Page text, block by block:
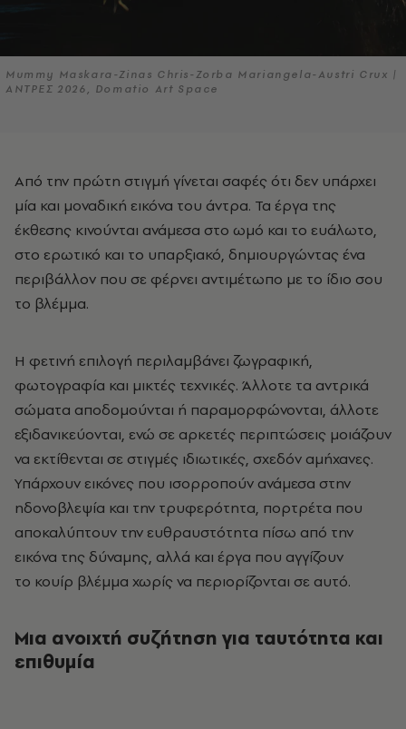
Mummy Maskara-Zinas Chris-Zorba Mariangela-Austri Crux |
ΑΝΤΡΕΣ 2026, Domatio Art Space
Από την πρώτη στιγμή γίνεται σαφές ότι δεν υπάρχει
μία και μοναδική εικόνα του άντρα. Τα έργα της
έκθεσης κινούνται ανάμεσα στο ωμό και το ευάλωτο,
στο ερωτικό και το υπαρξιακό, δημιουργώντας ένα
περιβάλλον που σε φέρνει αντιμέτωπο με το ίδιο σου
το βλέμμα.
Η φετινή επιλογή περιλαμβάνει ζωγραφική,
φωτογραφία και μικτές τεχνικές. Άλλοτε τα αντρικά
σώματα αποδομούνται ή παραμορφώνονται, άλλοτε
εξιδανικεύονται, ενώ σε αρκετές περιπτώσεις μοιάζουν
να εκτίθενται σε στιγμές ιδιωτικές, σχεδόν αμήχανες.
Υπάρχουν εικόνες που ισορροπούν ανάμεσα στην
ηδονοβλεψία και την τρυφερότητα, πορτρέτα που
αποκαλύπτουν την ευθραυστότητα πίσω από την
εικόνα της δύναμης, αλλά και έργα που αγγίζουν
το κουίρ βλέμμα χωρίς να περιορίζονται σε αυτό.
Μια ανοιχτή συζήτηση για ταυτότητα και
επιθυμία